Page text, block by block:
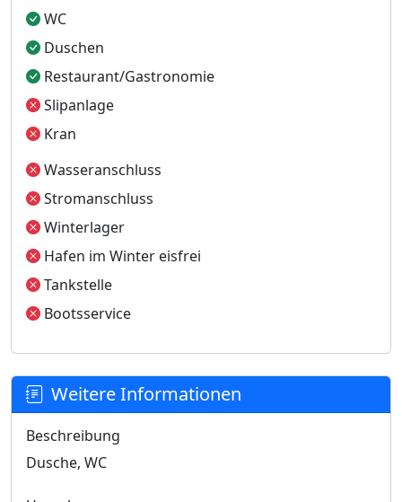
WC
Duschen
Restaurant/Gastronomie
Slipanlage
Kran
Wasseranschluss
Stromanschluss
Winterlager
Hafen im Winter eisfrei
Tankstelle
Bootsservice
Weitere Informationen
Beschreibung
Dusche, WC